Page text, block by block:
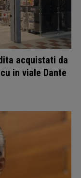
acquistati da
in viale Dante